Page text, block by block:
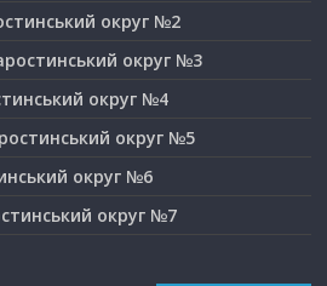
округ №2
округ №3
округ №4
округ №5
округ №6
округ №7